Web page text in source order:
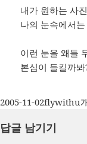
내가 원하는 사
나의 눈속에서
이런 눈을 왜들
본심이 들킬까봐
작
일
2005-11-02글
이
flywithu
답글 남기기